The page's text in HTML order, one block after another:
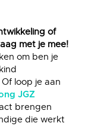
of
met je mee!
om ben je
loop je aan
JGZ
brengen
die werkt